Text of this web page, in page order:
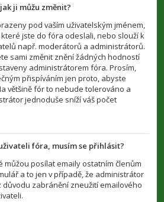
ji můžu změnit?
pod vaším uživatelským jménem,
jste do fóra odeslali, nebo slouží k
např. moderátorů a administrátorů.
sami změnit znění žádných hodností
administrátorem fóra. Prosím,
přispíváním jen proto, abyste
většině fór to nebude tolerováno a
jednoduše sníží váš počet
fóra, musím se přihlásit?
můžou posílat emaily ostatním členům
a to jen v případě, že administrátor
důvodu zabránění zneužití emailového